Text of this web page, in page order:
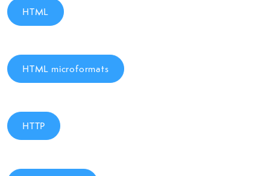
HTML
HTML microformats
HTTP